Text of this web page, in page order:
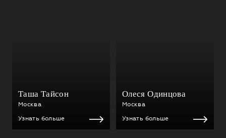
Таша Тайсон
Москва
Узнать больше
Олеся Одинцова
Москва
Узнать больше